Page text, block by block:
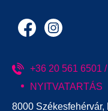
+36 20 561 6501
NYITVATARTÁS
8000 Székesfehérvár,